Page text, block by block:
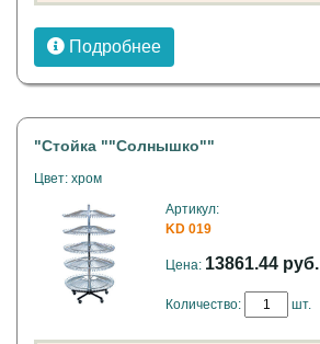
Подробнее
"Стойка ""Солнышко""
Цвет: хром
Артикул:
KD 019
Цена: 13861.44 руб.
Количество: шт.